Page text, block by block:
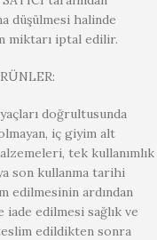
düşülmesi halinde
miktarı iptal edilir.
doğrultusunda
iç giyim alt
tek kullanımlık
son kullanma tarihi
edilmesinin ardından
iade edilmesi sağlık ve
edildikten sonra